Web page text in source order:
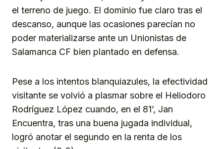
el terreno de juego. El dominio fue claro tras el
descanso, aunque las ocasiones parecían no
poder materializarse ante un Unionistas de
Salamanca CF bien plantado en defensa.
Pese a los intentos blanquiazules, la efectividad
visitante se volvió a plasmar sobre el Heliodoro
Rodríguez López cuando, en el 81’, Jan
Encuentra, tras una buena jugada individual,
logró anotar el segundo en la renta de los